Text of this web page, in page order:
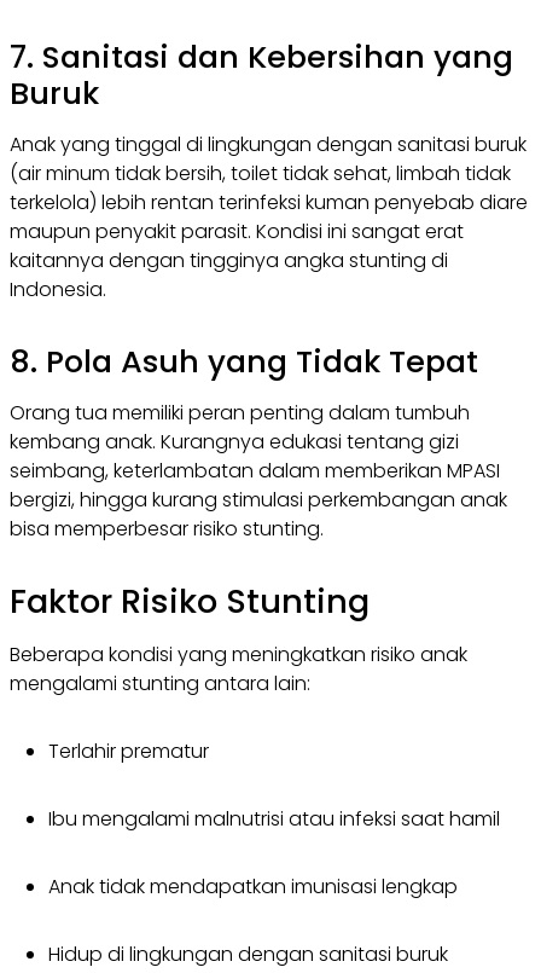
7. Sanitasi dan Kebersihan yang
Buruk
Anak yang tinggal di lingkungan dengan sanitasi buruk
(air minum tidak bersih, toilet tidak sehat, limbah tidak
terkelola) lebih rentan terinfeksi kuman penyebab diare
maupun penyakit parasit. Kondisi ini sangat erat
kaitannya dengan tingginya angka stunting di
Indonesia.
8. Pola Asuh yang Tidak Tepat
Orang tua memiliki peran penting dalam tumbuh
kembang anak. Kurangnya edukasi tentang gizi
seimbang, keterlambatan dalam memberikan MPASI
bergizi, hingga kurang stimulasi perkembangan anak
bisa memperbesar risiko stunting.
Faktor Risiko Stunting
Beberapa kondisi yang meningkatkan risiko anak
mengalami stunting antara lain:
Terlahir prematur
Ibu mengalami malnutrisi atau infeksi saat hamil
Anak tidak mendapatkan imunisasi lengkap
Hidup di lingkungan dengan sanitasi buruk